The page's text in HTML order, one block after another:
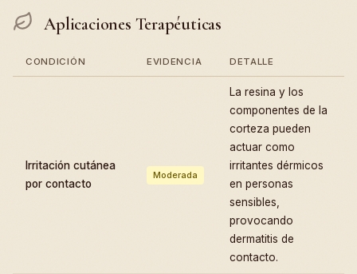
Aplicaciones Terapéuticas
CONDICIÓN EVIDENCIA DETALLE
Irritación cutánea
por contacto
Moderada
La resina y los
componentes de la
corteza pueden
actuar como
irritantes dérmicos
en personas
sensibles,
provocando
dermatitis de
contacto.